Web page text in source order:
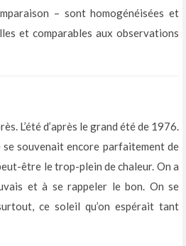
– sont homogénéisées et
et comparables aux observations
L’été d’après le grand été de 1976.
souvenait encore parfaitement de
être le trop-plein de chaleur. On a
et à se rappeler le bon. On se
ce soleil qu’on espérait tant